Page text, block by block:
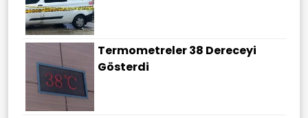
Termometreler 38 Dereceyi
Gösterdi